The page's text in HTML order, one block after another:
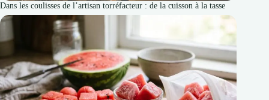
Dans les coulisses de l’artisan torréfacteur : de la cuisson à la tasse